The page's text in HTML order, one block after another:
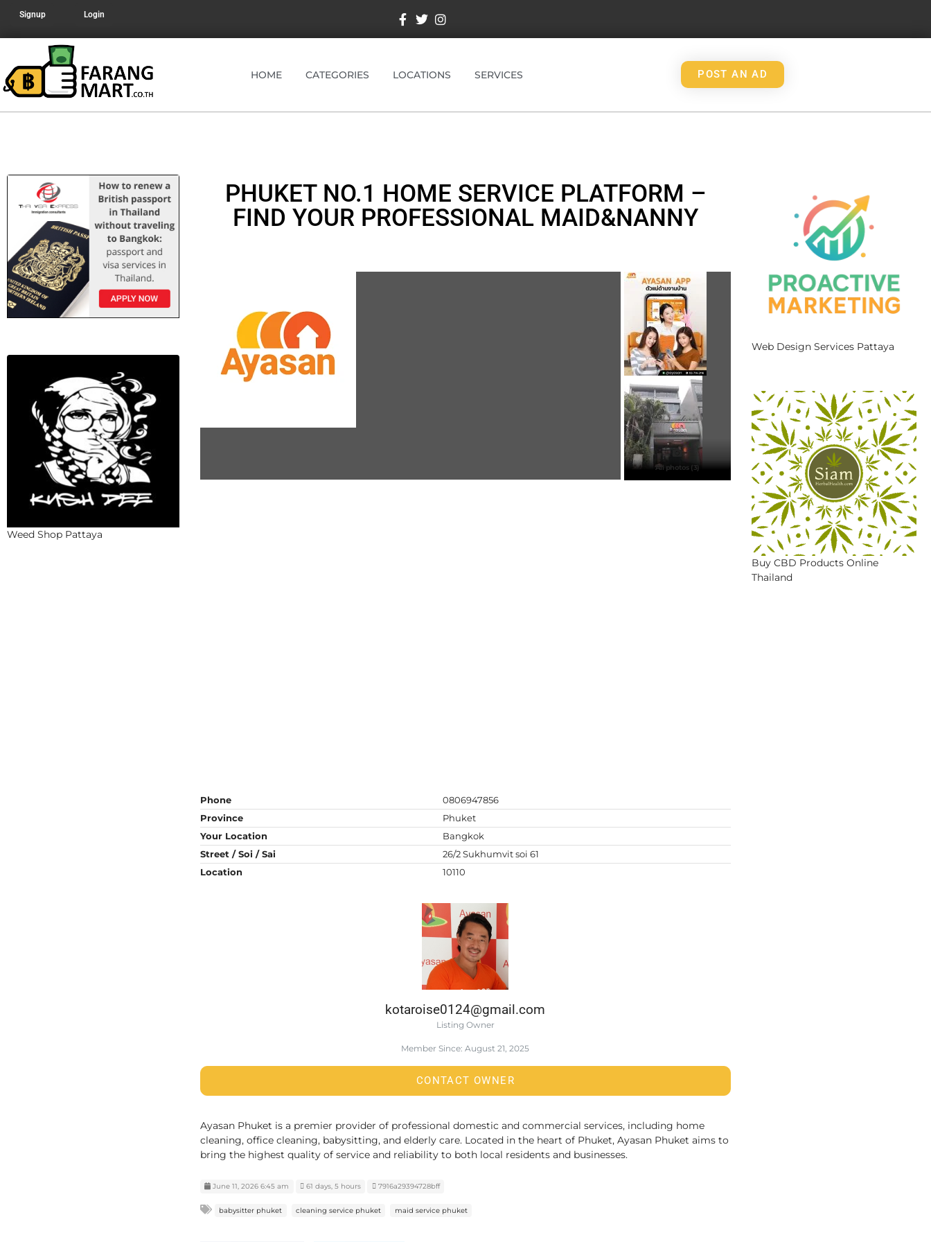
Signup Login
HOME CATEGORIES LOCATIONS SERVICES POST AN AD
Weed Shop Pattaya
PHUKET NO.1 HOME SERVICE PLATFORM –
FIND YOUR PROFESSIONAL MAID&NANNY
All photos (3)
Phone
0806947856
Province
Phuket
Your Location
Bangkok
Street / Soi / Sai
26/2 Sukhumvit soi 61
Location
10110
kotaroise0124@gmail.com
Listing Owner
Member Since: August 21, 2025
CONTACT OWNER
Ayasan Phuket is a premier provider of professional domestic and commercial services, including home
cleaning, office cleaning, babysitting, and elderly care. Located in the heart of Phuket, Ayasan Phuket aims to
bring the highest quality of service and reliability to both local residents and businesses.
June 11, 2026 6:45 am 61 days, 5 hours 7916a29394728bff
babysitter phuket cleaning service phuket maid service phuket
Web Design Services Pattaya
Buy CBD Products Online
Thailand